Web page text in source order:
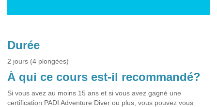
Durée
2 jours (4 plongées)
À qui ce cours est-il recommandé?
Si vous avez au moins 15 ans et si vous avez gagné une
certification PADI Adventure Diver ou plus, vous pouvez vous